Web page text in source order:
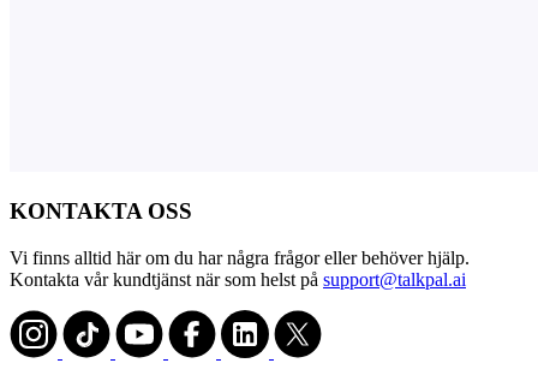
KONTAKTA OSS
Vi finns alltid här om du har några frågor eller behöver hjälp.
Kontakta vår kundtjänst när som helst på support@talkpal.ai